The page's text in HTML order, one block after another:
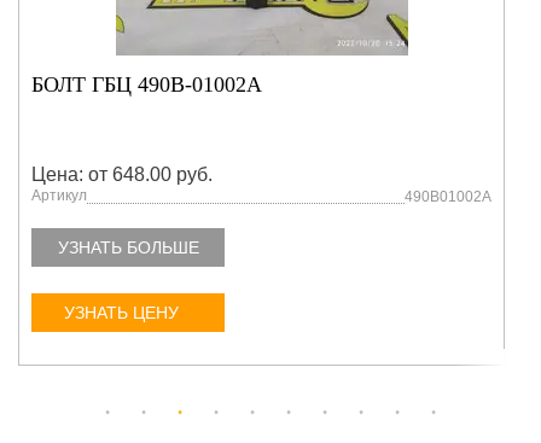
НАСОС ТОПЛИВНЫЙ В СБОРЕ С
Цена: от 648.00 руб.
УЗНАТЬ БОЛЬШЕ
УЗНАТЬ ЦЕНУ